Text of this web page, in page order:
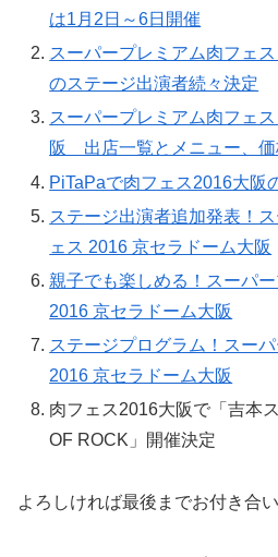
は1月2日～6日開催
スーパープレミアム肉フェ
のステージ出演者続々決定
スーパープレミアム肉フェ
阪 出店一覧とメニュー、価
PiTaPaで肉フェス2016大阪
ステージ出演者追加発表！
ェス 2016 京セラドーム大阪
親子でも楽しめる！スーパ
2016 京セラドーム大阪
ステージプログラム！スー
2016 京セラドーム大阪
肉フェス2016大阪で「吉本
OF ROCK」開催決定
よろしければ最後までお付き合い